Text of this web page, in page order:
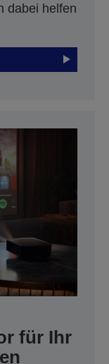
dabei helfen
für Ihr